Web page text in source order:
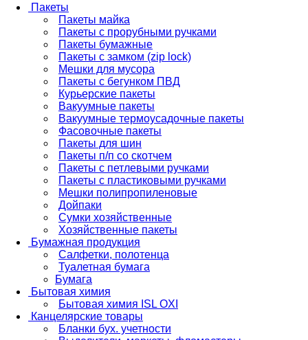
Пакеты
Пакеты майка
Пакеты с прорубными ручками
Пакеты бумажные
Пакеты с замком (zip lock)
Мешки для мусора
Пакеты с бегунком ПВД
Курьерские пакеты
Вакуумные пакеты
Вакуумные термоусадочные пакеты
Фасовочные пакеты
Пакеты для шин
Пакеты п/п со скотчем
Пакеты с петлевыми ручками
Пакеты с пластиковыми ручками
Мешки полипропиленовые
Дойпаки
Сумки хозяйственные
Хозяйственные пакеты
Бумажная продукция
Салфетки, полотенца
Туалетная бумага
Бумага
Бытовая химия
Бытовая химия ISL OXI
Канцелярские товары
Бланки бух. учетности